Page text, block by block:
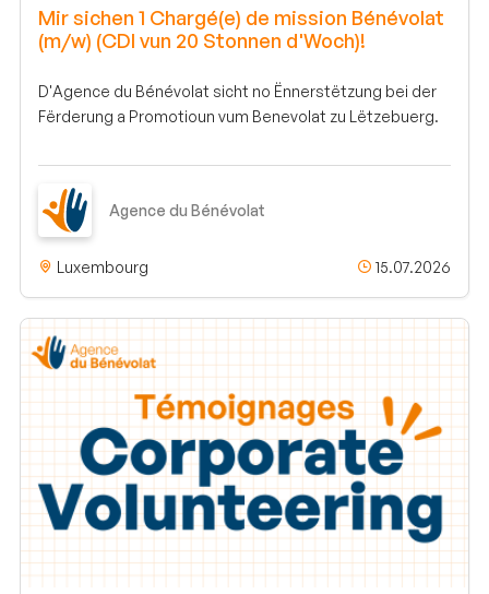
Mir sichen 1 Chargé(e) de mission Bénévolat
(m/w) (CDI vun 20 Stonnen d'Woch)!
D'Agence du Bénévolat sicht no Ënnerstëtzung bei der
Fërderung a Promotioun vum Benevolat zu Lëtzebuerg.
Agence du Bénévolat
Luxembourg 15.07.2026